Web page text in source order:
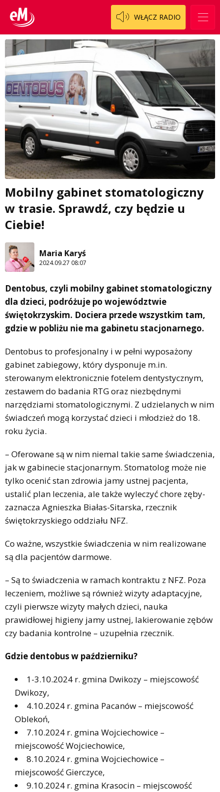
WŁĄCZ RADIO
Mobilny gabinet stomatologiczny
w trasie. Sprawdź, czy będzie u
Ciebie!
Maria Karyś
2024.09.27 08:07
Dentobus, czyli mobilny gabinet stomatologiczny
dla dzieci, podróżuje po województwie
świętokrzyskim. Dociera przede wszystkim tam,
gdzie w pobliżu nie ma gabinetu stacjonarnego.
Dentobus to profesjonalny i w pełni wyposażony
gabinet zabiegowy, który dysponuje m.in.
sterowanym elektronicznie fotelem dentystycznym,
zestawem do badania RTG oraz niezbędnymi
narzędziami stomatologicznymi. Z udzielanych w nim
świadczeń mogą korzystać dzieci i młodzież do 18.
roku życia.
– Oferowane są w nim niemal takie same świadczenia,
jak w gabinecie stacjonarnym. Stomatolog może nie
tylko ocenić stan zdrowia jamy ustnej pacjenta,
ustalić plan leczenia, ale także wyleczyć chore zęby-
zaznacza Agnieszka Białas-Sitarska, rzecznik
świętokrzyskiego oddziału NFZ.
Co ważne, wszystkie świadczenia w nim realizowane
są dla pacjentów darmowe.
– Są to świadczenia w ramach kontraktu z NFZ. Poza
leczeniem, możliwe są również wizyty adaptacyjne,
czyli pierwsze wizyty małych dzieci, nauka
prawidłowej higieny jamy ustnej, lakierowanie zębów
czy badania kontrolne – uzupełnia rzecznik.
Gdzie dentobus w październiku?
1-3.10.2024 r. gmina Dwikozy – miejscowość
Dwikozy,
4.10.2024 r. gmina Pacanów – miejscowość
Oblekoń,
7.10.2024 r. gmina Wojciechowice –
miejscowość Wojciechowice,
8.10.2024 r. gmina Wojciechowice –
miejscowość Gierczyce,
9.10.2024 r. gmina Krasocin – miejscowość